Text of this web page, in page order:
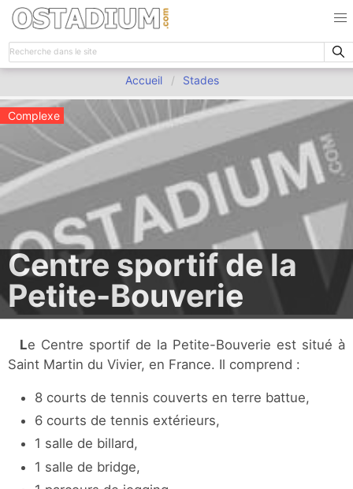
Accueil Stades
Complexe
Centre sportif de la
Petite-Bouverie
Le Centre sportif de la Petite-Bouverie est situé à
Saint Martin du Vivier, en France. Il comprend :
8 courts de tennis couverts en terre battue,
6 courts de tennis extérieurs,
1 salle de billard,
1 salle de bridge,